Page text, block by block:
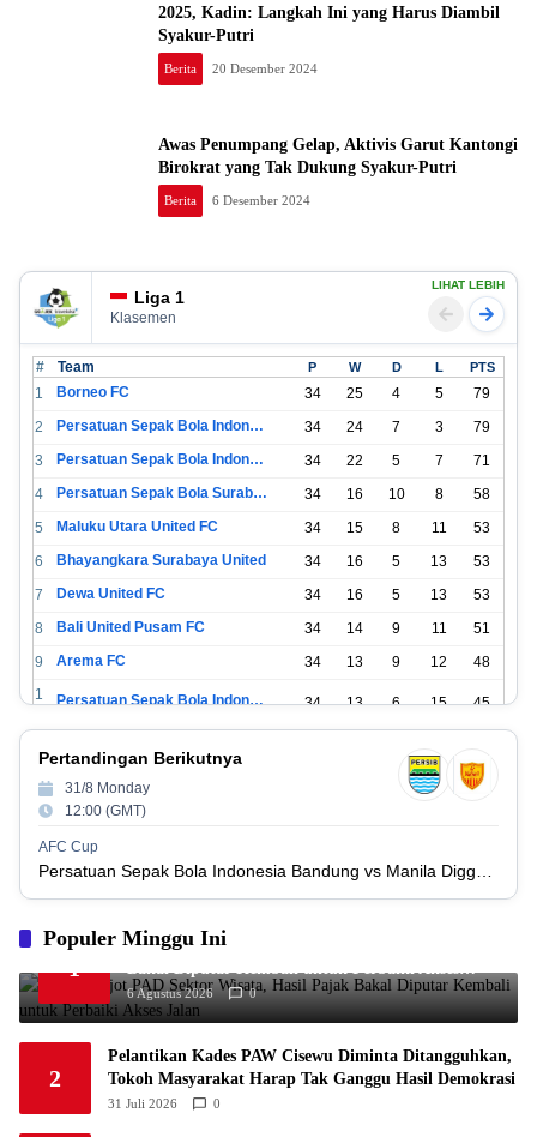
2025, Kadin: Langkah Ini yang Harus Diambil
Syakur-Putri
Berita 20 Desember 2024
Awas Penumpang Gelap, Aktivis Garut Kantongi
Birokrat yang Tak Dukung Syakur-Putri
Berita 6 Desember 2024
Liga 1
Klasemen
LIHAT LEBIH
# Team P W D L PTS
1 Borneo FC 34 25 4 5
79
2
Persatuan Sepak Bola Indonesia Bandung 34 24 7 3
79
3
Persatuan Sepak Bola Indonesia Jakarta 34 22 5 7
71
4
Persatuan Sepak Bola Surabaya 34 16 10 8
58
5
Maluku Utara United FC 34 15 8 11
53
6
Bhayangkara Surabaya United 34 16 5 13
53
7
Dewa United FC 34 16 5 13
53
8
Bali United Pusam FC 34 14 9 11
51
9
Arema FC 34 13 9 12
48
1
Persatuan Sepak Bola Indonesia Tangerang 34 13 6 15 45
1
1
2
17
3
1
4
1
6
Persis Solo 34 8 10 16 34
1
7
Semen Padang FC
Persatuan Sepak Bola Biak Sekitarnya 34 4 6 24 18
Pertandingan Berikutnya
31/8 Monday
12:00 (GMT)
AFC Cup
Persatuan Sepak Bola Indonesia Bandung vs Manila Digger FC
Populer Minggu Ini
1
Garut Genjot PAD Sektor Wisata, Hasil Pajak
Bakal Diputar Kembali untuk Perbaiki Akses
Jalan
6 Agustus 2026 0
2
Pelantikan Kades PAW Cisewu Diminta Ditangguhkan,
Tokoh Masyarakat Harap Tak Ganggu Hasil Demokrasi
31 Juli 2026 0